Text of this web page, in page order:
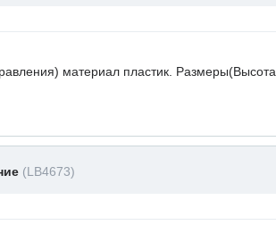
материал пластик. Размеры(Высота
(LB4673)